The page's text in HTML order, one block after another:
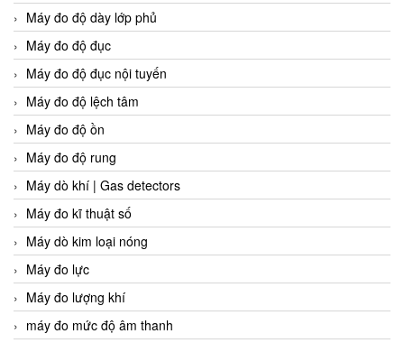
Máy đo độ dày lớp phủ
Máy đo độ đục
Máy đo độ đục nội tuyến
Máy đo độ lệch tâm
Máy đo độ ồn
Máy đo độ rung
Máy dò khí | Gas detectors
Máy đo kĩ thuật số
Máy dò kim loại nóng
Máy đo lực
Máy đo lượng khí
máy đo mức độ âm thanh